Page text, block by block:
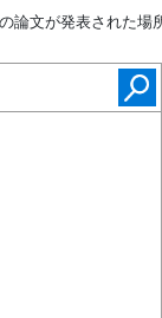
文が発表された場